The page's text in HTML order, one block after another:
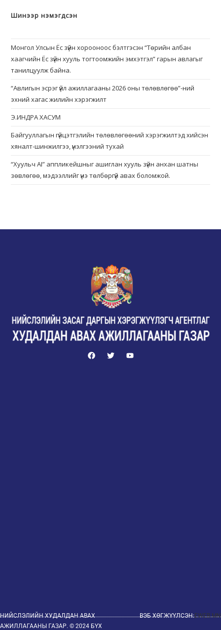
Шинээр нэмэгдсэн
Монгол Улсын Ёс зүйн хорооноос бэлтгэсэн “Төрийн албан
хаагчийн Ёс зүйн хууль тогтоомжийн эмхэтгэл” гарын авлагыг
танилцуулж байна.
“Авлигын эсрэг үйл ажиллагааны 2026 оны төлөвлөгөө”-ний
эхний хагас жилийн хэрэгжилт
Э.ИНДРА ХАСУМ
Байгууллагын гүйцэтгэлийн төлөвлөгөөний хэрэгжилтэд хийсэн
хяналт-шинжилгээ, үнэлгээний тухай
“Хуульч АІ” аппликейшныг ашиглан хууль зүйн анхан шатны
зөвлөгөө, мэдээллийг үнэ төлбөргүй авах боломжой.
НИЙСЛЭЛИЙН ХУДАЛДАН АВАХ
АЖИЛЛАГААНЫ ГАЗАР. © 2024 БҮХ
ВЭБ ХӨГЖҮҮЛСЭН:EWEB.MN